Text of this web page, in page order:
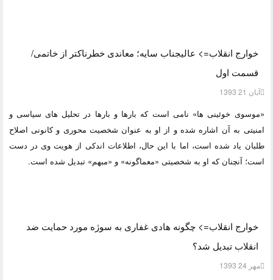
خوارج انقلاب=> عالیجناب سایه؛ معاندی خطرناکتر از خاتمی/
قسمت اول
آبان 21 1393
«موسوی خوئینی ها» نامی است که بارها و بارها در تحلیل های سیاسی و
امنیتی به آن اشاره شده و از او به عنوان شخصیت محوری و کانونی اصلاح
طلبان یاد شده است، اما با این حال، اطلاعات اندکی از هویت وی در دست
است؛ آنچنان که او به شخصیتی «معماگونه» و «مبهم» تبدیل شده است.
خوارج انقلاب=> چگونه هادی غفاری به سوژه مورد حمایت ضد
انقلاب تبدیل شد؟
مهر 24 1393